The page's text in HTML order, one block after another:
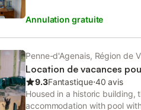
d'innombrables fleurs, vous
stock, des œufs bio gratuits,
propriété un étang plein de
poissons en vrac .... Des
Noaillac et au village
de France . Le calme de la
Annulation gratuite
Penne-d'Agenais, Région de
Location de vacances
9.3Fantastique⋅40 avis
Housed in a historic
accommodation with pool